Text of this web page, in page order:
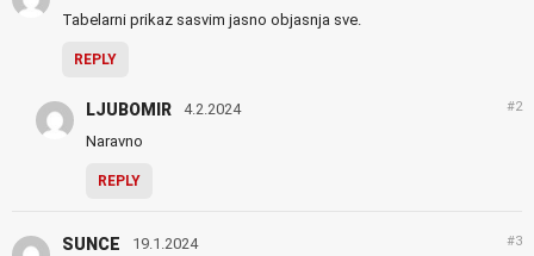
Tabelarni prikaz sasvim jasno objasnja sve.
REPLY
LJUBOMIR 4.2.2024 #2
Naravno
REPLY
SUNCE 19.1.2024 #3